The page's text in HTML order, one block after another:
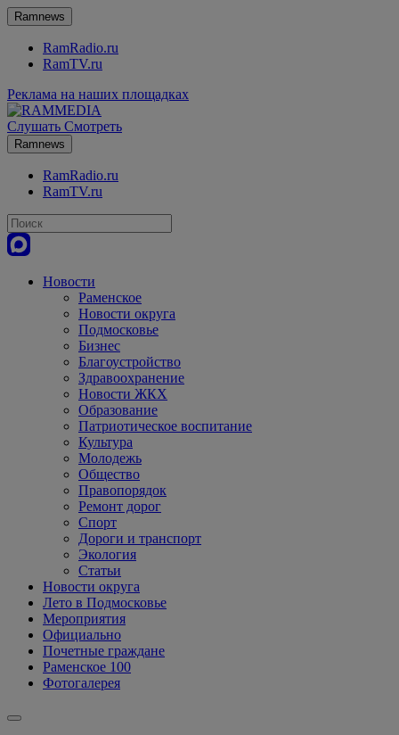
Ramnews
RamRadio.ru
RamTV.ru
Реклама на наших площадках
Слушать Смотреть
Ramnews
RamRadio.ru
RamTV.ru
Новости
Раменское
Новости округа
Подмосковье
Бизнес
Благоустройство
Здравоохранение
Новости ЖКХ
Образование
Патриотическое воспитание
Культура
Молодежь
Общество
Правопорядок
Ремонт дорог
Спорт
Дороги и транспорт
Экология
Статьи
Новости округа
Лето в Подмосковье
Мероприятия
Официально
Почетные граждане
Раменское 100
Фотогалерея